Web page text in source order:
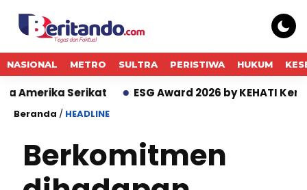
NASIONAL METRO SULTRA PERISTIWA HUKUM
ESG Award 2026 by KEHATI Kembali
Beranda / HEADLINE
Berkomitmen